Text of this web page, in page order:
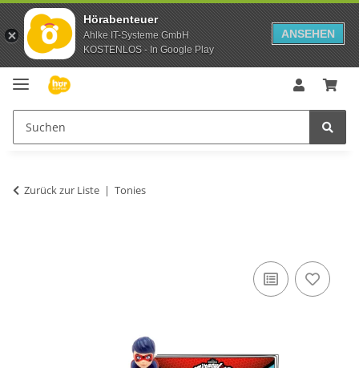
Hörabenteuer
Ahlke IT-Systeme GmbH
KOSTENLOS - In Google Play
ANSEHEN
Zurück zur Liste Tonies